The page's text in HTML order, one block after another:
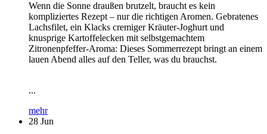
Wenn die Sonne draußen brutzelt, braucht es kein
kompliziertes Rezept – nur die richtigen Aromen. Gebratenes
Lachsfilet, ein Klacks cremiger Kräuter-Joghurt und
knusprige Kartoffelecken mit selbstgemachtem
Zitronenpfeffer-Aroma: Dieses Sommerrezept bringt an einem
lauen Abend alles auf den Teller, was du brauchst.
...
mehr
28 Jun